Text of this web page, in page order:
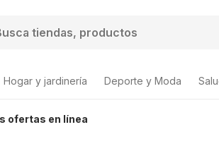
Hogar y jardinería Deporte y Moda
ofertas en línea